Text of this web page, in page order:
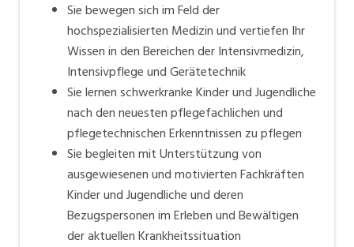
Jugendchirurgie sowie in der Adoleszentenmedizin
und Pädiatrischen Psychosomatik. Wir orientieren uns
bei der Beratung, Behandlung, Pflege sowie
Betreuung am Gesamtsystem Familie sowie den zehn
Artikeln der «European Association for Children in
Hospital».
Sie bewegen sich im Feld der
hochspezialisierten Medizin und vertiefen Ihr
Wissen in den Bereichen der Intensivmedizin,
Intensivpflege und Gerätetechnik
Sie lernen schwerkranke Kinder und Jugendliche
nach den neuesten pflegefachlichen und
pflegetechnischen Erkenntnissen zu pflegen
Sie begleiten mit Unterstützung von
ausgewiesenen und motivierten Fachkräften
Kinder und Jugendliche und deren
Bezugspersonen im Erleben und Bewältigen
der aktuellen Krankheitssituation